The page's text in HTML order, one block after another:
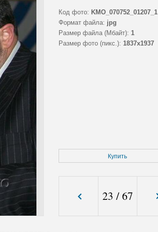
Код фото: KMO_070752_01207_1
Формат файла: jpg
Размер файла (Мбайт): 1
Размер фото (пикс.): 1837x1937
Купить
23 /67